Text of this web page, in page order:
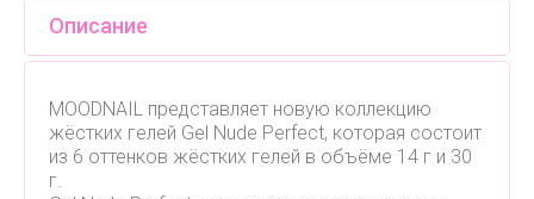
Описание
MOODNAIL представляет новую коллекцию
жёстких гелей Gel Nude Perfect, которая состоит
из 6 оттенков жёстких гелей в объёме 14 г и 30
г.